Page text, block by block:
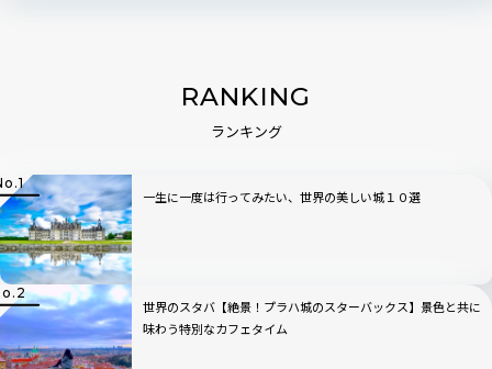
RANKING
ランキング
一生に一度は行ってみたい、世界の美しい城１０選
世界のスタバ【絶景！プラハ城のスターバックス】景色と共に
味わう特別なカフェタイム